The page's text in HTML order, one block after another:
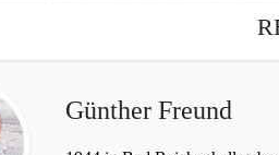
Günther Freund